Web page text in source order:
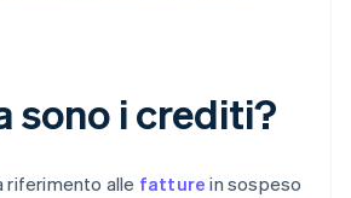
sono i crediti?
riferimento alle fatture in sospeso